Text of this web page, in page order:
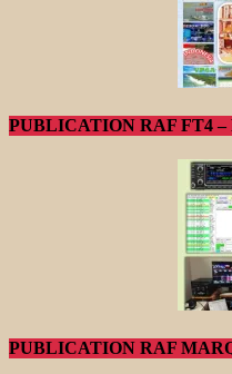
PUBLICATION RAF FT4 –
PUBLICATION RAF